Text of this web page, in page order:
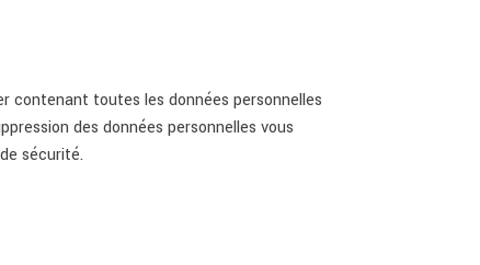
contenant toutes les données personnelles
des données personnelles vous
sécurité.